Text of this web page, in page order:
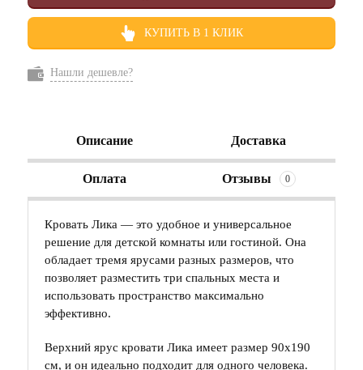
КУПИТЬ В 1 КЛИК
Нашли дешевле?
Описание Доставка
Оплата Отзывы 0
Кровать Лика — это удобное и универсальное
решение для детской комнаты или гостиной. Она
обладает тремя ярусами разных размеров, что
позволяет разместить три спальных места и
использовать пространство максимально
эффективно.
Верхний ярус кровати Лика имеет размер 90х190
см, и он идеально подходит для одного человека.